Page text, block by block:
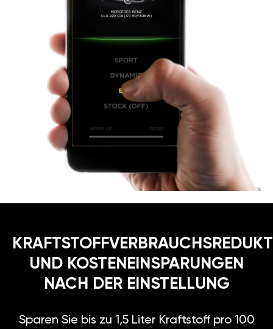
UND KOSTENEINSPARUNGEN
NACH DER EINSTELLUNG
Sparen Sie bis zu 1,5 Liter Kraftstoff pro 100